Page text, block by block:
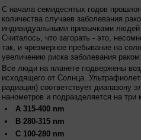
С начала семидесятых годов
количества случаев заболевания
индивидуальными привычками
Считалось, что загорать - это,
так, и чрезмерное пребывание на
увеличению риска заболевания
Все люди на планете подвержены
исходящего от Солнца.
радиация) соответствует диапазону
нанометров и подразделяется на три
A 315-400 nm
B 280-315 nm
C 100-280 nm